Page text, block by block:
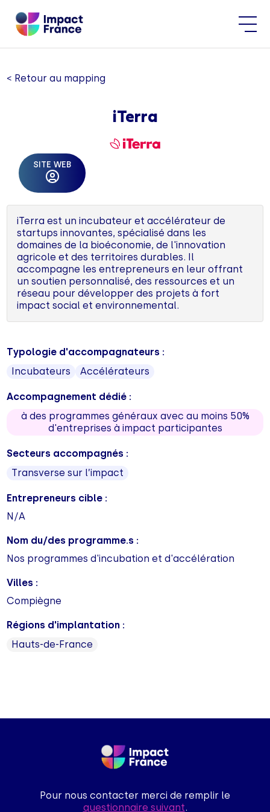
< Retour au mapping
iTerra
SITE WEB
iTerra est un incubateur et accélérateur de
startups innovantes, spécialisé dans les
domaines de la bioéconomie, de l'innovation
agricole et des territoires durables. Il
accompagne les entrepreneurs en leur offrant
un soutien personnalisé, des ressources et un
réseau pour développer des projets à fort
impact social et environnemental.
Typologie d'accompagnateurs :
Incubateurs
Accélérateurs
Accompagnement dédié :
à des programmes généraux avec au moins 50%
d'entreprises à impact participantes
Secteurs accompagnés :
Transverse sur l’impact
Entrepreneurs cible :
N/A
Nom du/des programme.s :
Nos programmes d'incubation et d'accélération
Villes :
Compiègne
Régions d'implantation :
Hauts-de-France
Pour nous contacter merci de remplir le
questionnaire suivant.